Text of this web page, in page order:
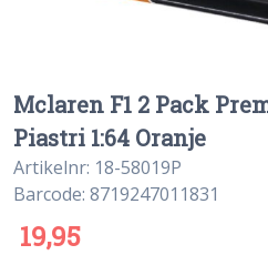
Mclaren F1 2 Pack
Piastri 1:64 Oranje
Artikelnr: 18-58019P
Barcode: 8719247011831
19,95